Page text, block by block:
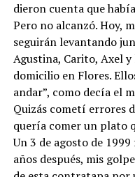
dieron cuenta que
Pero no alcanzó. Hoy,
seguirán levantando
Agustina, Carito, Axel
domicilio en Flores.
andar”, como decía el
Quizás cometí errores
quería comer un plato
Un 3 de agosto de
años después, mis